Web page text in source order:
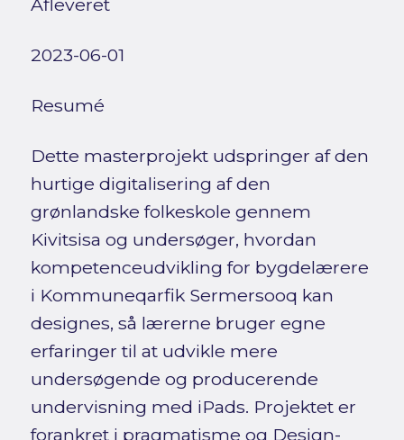
Afleveret
2023-06-01
Resumé
Dette masterprojekt udspringer af den
hurtige digitalisering af den
grønlandske folkeskole gennem
Kivitsisa og undersøger, hvordan
kompetenceudvikling for bygdelærere
i Kommuneqarfik Sermersooq kan
designes, så lærerne bruger egne
erfaringer til at udvikle mere
undersøgende og producerende
undervisning med iPads. Projektet er
forankret i pragmatisme og Design-